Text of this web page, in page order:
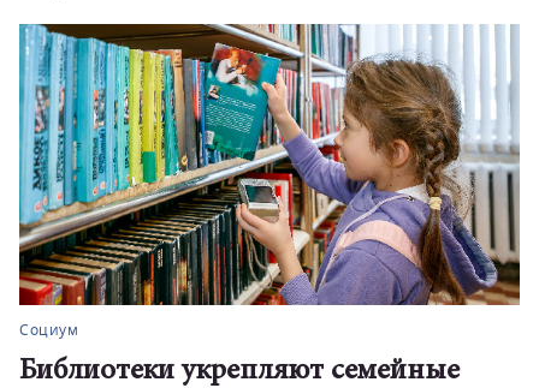
Социум
Библиотеки укрепляют семейные